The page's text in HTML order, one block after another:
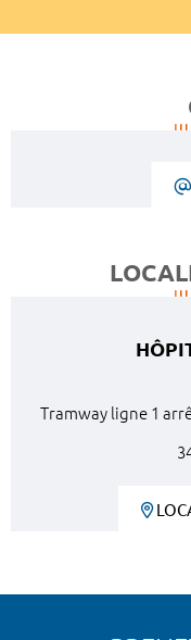
Tramway ligne 1